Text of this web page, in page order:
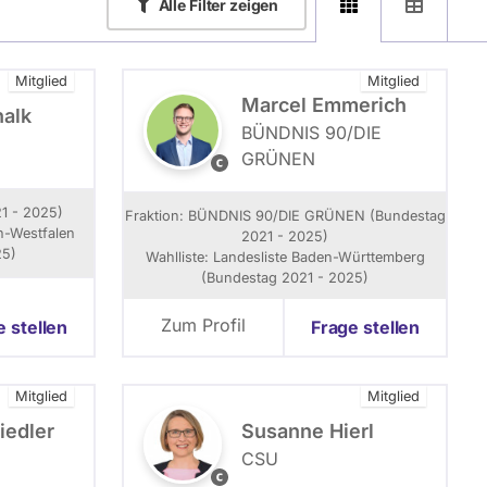
Alle Filter zeigen
Mitglied
- 2025)
Westfalen
stellen
Mitglied
T
m
a
s
n
Marcel Emmerich
BÜNDNIS 90/­DIE
GRÜNEN
Fraktion: BÜNDNIS 90/­DIE GRÜNEN (Bundestag
2021 - 2025)
Wahlliste: Landesliste Baden-Württemberg
(Bundestag 2021 - 2025)
Zum Profil Frage stellen
Mitglied Mitglied
P
Susanne Hierl
CSU